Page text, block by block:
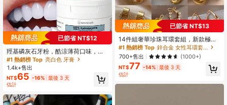
已節省 NT$12
羥基磷灰石牙粉，酷涼薄荷口味，美
白牙齒，拋光牙齒，深層清潔牙粉，
適合日常生活與旅行牙齒清潔粉，拋
光牙齒，深層清潔牙粉，適合日常生
活與旅行牙齒清潔粉，無氟
#1 熱銷榜 Top 亮白色 牙膏
1.4k+售出
NT$65 -16% 最後 3 天
估計
已節省 NT$13
14件組奢華珍珠耳環套組，新款極簡
獨特設計優雅女士耳環，送給她的禮
物
#1 熱銷榜 Top
鋅合金 女性耳環套組
700+售出
(1000+)
NT$77 -14% 最後 3 天
估計